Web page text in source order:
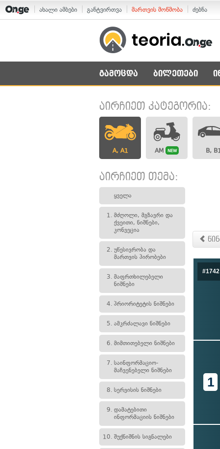
ახალი ამბები განტვირთვა მართვის მოწმობა ძებნა
გამოცდა ბილეთები
აირჩიეთ კატეგორია:
A, A1 AM NEW B,
აირჩიეთ თემა:
ყველა
1. მძღოლი, მგზავრი და
ქვეითი, ნიშნები,
კონვეცია
2. უწესივრობა და
მართვის პირობები
3. მაფრთხილებელი
ნიშნები
4. პრიორიტეტის ნიშნები
5. ამკრძალავი ნიშნები
6. მიმთითებელი ნიშნები
7. საინფორმაციო-
მაჩვენებელი ნიშნები
8. სერვისის ნიშნები
9. დამატებითი
ინფორმაციის ნიშნები
10. შუქნიშნის სიგნალები
#1742
1